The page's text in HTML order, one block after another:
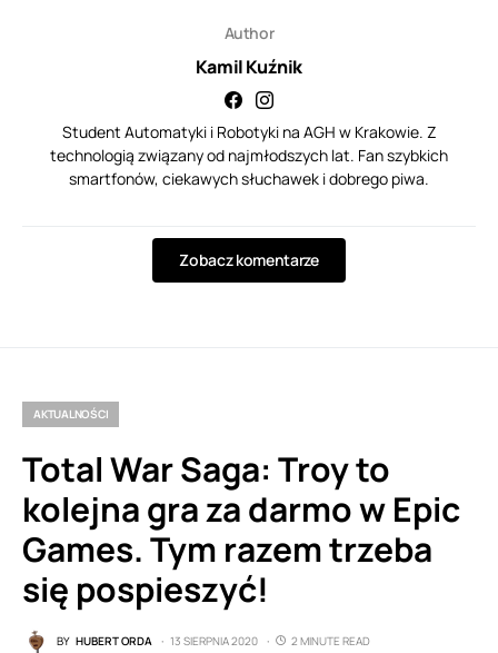
Author
Kamil Kuźnik
Student Automatyki i Robotyki na AGH w Krakowie. Z
technologią związany od najmłodszych lat. Fan szybkich
smartfonów, ciekawych słuchawek i dobrego piwa.
Zobacz komentarze
AKTUALNOŚCI
Total War Saga: Troy to
kolejna gra za darmo w Epic
Games. Tym razem trzeba
się pospieszyć!
BY HUBERT ORDA 13 SIERPNIA 2020
2 MINUTE READ